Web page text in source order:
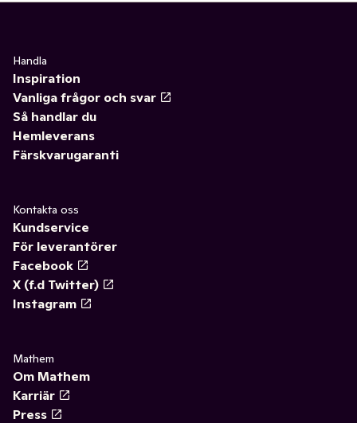
Handla
Inspiration
Vanliga frågor och svar
Så handlar du
Hemleverans
Färskvarugaranti
Kontakta oss
Kundservice
För leverantörer
Facebook
X (f.d Twitter)
Instagram
Mathem
Om Mathem
Karriär
Press